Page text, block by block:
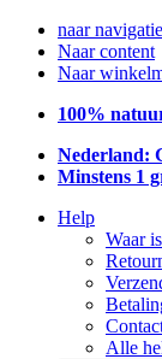
naar navigatie
Naar content
Naar
100%
Nederland:
Minstens 1
Help
Waar
Alle